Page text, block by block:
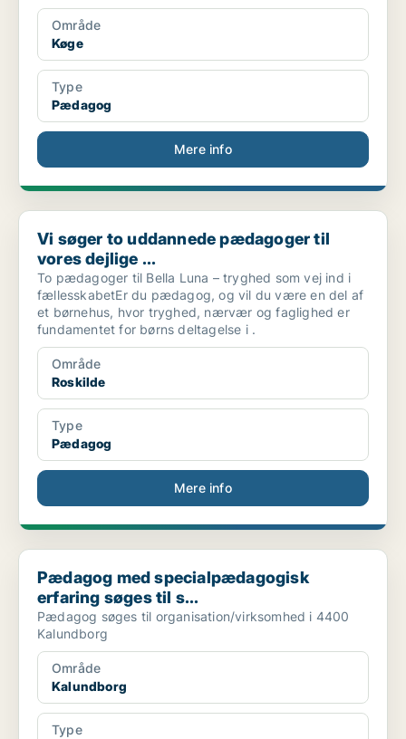
Område
Køge
Type
Pædagog
Mere info
Vi søger to uddannede pædagoger til vores dejlige ...
Vi søger to uddannede pædagoger til
vores dejlige ...
To pædagoger til Bella Luna – tryghed som vej ind i
fællesskabetEr du pædagog, og vil du være en del af
et børnehus, hvor tryghed, nærvær og faglighed er
fundamentet for børns deltagelse i .
Område
Roskilde
Type
Pædagog
Mere info
Pædagog med specialpædagogisk erfaring søges til s...
Pædagog med specialpædagogisk
erfaring søges til s...
Pædagog søges til organisation/virksomhed i 4400
Kalundborg
Område
Kalundborg
Type